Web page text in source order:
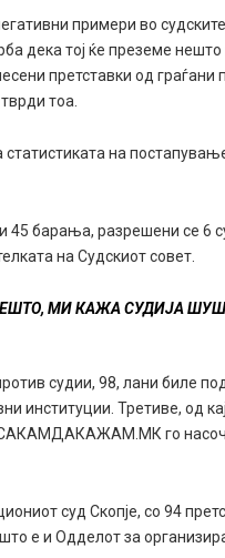
примери во
дека тој ќе преземе
претставки од граѓани
тоа.
на
45 барања, разрешени се 6
на Судскиот совет.
МИ КАЖА СУДИЈА
судии, 98, лани биле
институции. Третиве, од
го насочи
суд Скопје, со 94
е и Одделот за